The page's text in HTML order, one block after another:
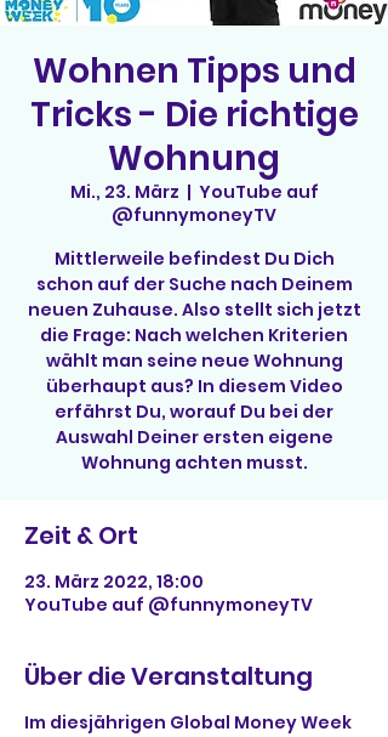
Wohnen Tipps und
Tricks - Die richtige
Wohnung
Mi., 23. März
  |
YouTube auf
@funnymoneyTV
Mittlerweile befindest Du Dich
schon auf der Suche nach Deinem
neuen Zuhause. Also stellt sich jetzt
die Frage: Nach welchen Kriterien
wählt man seine neue Wohnung
überhaupt aus? In diesem Video
erfährst Du, worauf Du bei der
Auswahl Deiner ersten eigene
Wohnung achten musst.
Zeit & Ort
23. März 2022, 18:00
YouTube auf @funnymoneyTV
Über die Veranstaltung
Im diesjährigen Global Money Week